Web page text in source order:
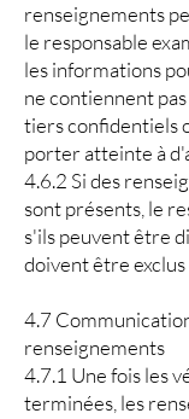
renseignements
le responsable
les informations
ne contiennent
tiers confidentiels
porter atteinte à
4.6.2 Si des
sont présents, le
s'ils peuvent être
doivent être
4.7
renseignements
4.7.1 Une fois les
terminées, les